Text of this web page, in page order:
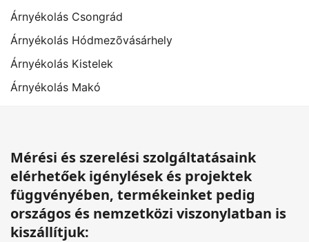
Árnyékolás Csongrád
Árnyékolás Hódmezõvásárhely
Árnyékolás Kistelek
Árnyékolás Makó
Mérési és szerelési szolgáltatásaink
elérhetőek igénylések és projektek
függvényében, termékeinket pedig
országos és nemzetközi viszonylatban is
kiszállítjuk: